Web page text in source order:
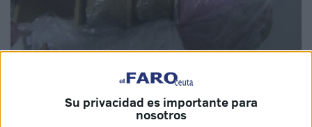
Su privacidad es importante para
nosotros